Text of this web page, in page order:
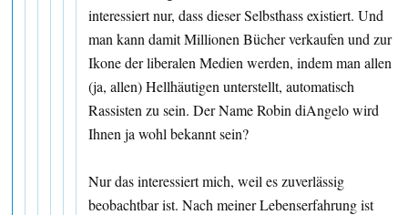
interessiert nur, dass dieser Selbsthass existiert. Und
man kann damit Millionen Bücher verkaufen und zur
Ikone der liberalen Medien werden, indem man allen
(ja, allen) Hellhäutigen unterstellt, automatisch
Rassisten zu sein. Der Name Robin diAngelo wird
Ihnen ja wohl bekannt sein?
Nur das interessiert mich, weil es zuverlässig
beobachtbar ist. Nach meiner Lebenserfahrung ist